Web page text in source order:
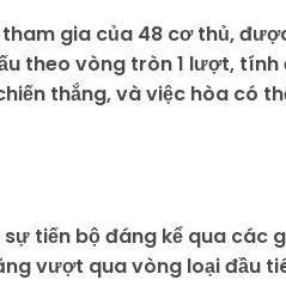
gia của 48 cơ thủ,
theo vòng tròn 1 lượt,
thắng, và việc hòa có
tiến bộ đáng kể qua các
vượt qua vòng loại đầu